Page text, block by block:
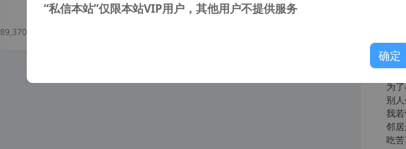
89,370 次浏览
人生
相
为
别
我若
邻居
吃苦
“私信本站”仅限本站VIP用户，其他用户不提供服务
确定